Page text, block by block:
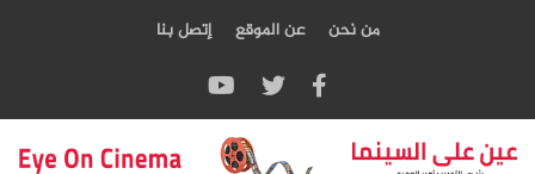
من نحن عن الموقع إتصل بنا